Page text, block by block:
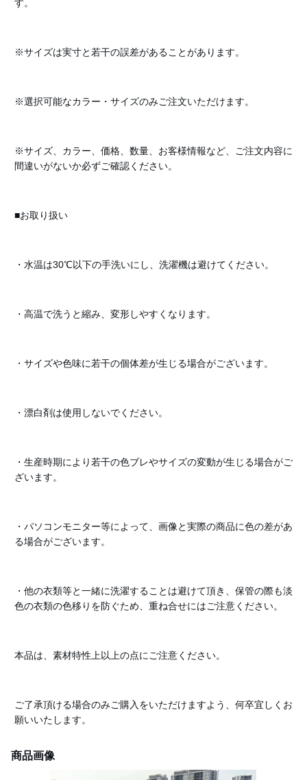
す。
※サイズは実寸と若干の誤差があることがあります。
※選択可能なカラー・サイズのみご注文いただけます。
※サイズ、カラー、価格、数量、お客様情報など、ご注文内容に
間違いがないか必ずご確認ください。
■お取り扱い
・水温は30℃以下の手洗いにし、洗濯機は避けてください。
・高温で洗うと縮み、変形しやすくなります。
・サイズや色味に若干の個体差が生じる場合がございます。
・漂白剤は使用しないでください。
・生産時期により若干の色ブレやサイズの変動が生じる場合がご
ざいます。
・パソコンモニター等によって、画像と実際の商品に色の差があ
る場合がございます。
・他の衣類等と一緒に洗濯することは避けて頂き、保管の際も淡
色の衣類の色移りを防ぐため、重ね合せにはご注意ください。
本品は、素材特性上以上の点にご注意ください。
ご了承頂ける場合のみご購入をいただけますよう、何卒宜しくお
願いいたします。
商品画像